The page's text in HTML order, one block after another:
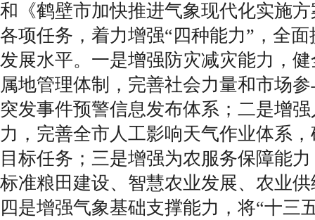
和《鹤壁市加快推进气象现代化实施方
各项任务，着力增强“四种能力”，全
发展水平。一是增强防灾减灾能力，
属地管理体制，完善社会力量和市场
突发事件预警信息发布体系；二是增
力，完善全市人工影响天气作业体系
目标任务；三是增强为农服务保障能
标准粮田建设、智慧农业发展、农业
四是增强气象基础支撑能力，将“十三